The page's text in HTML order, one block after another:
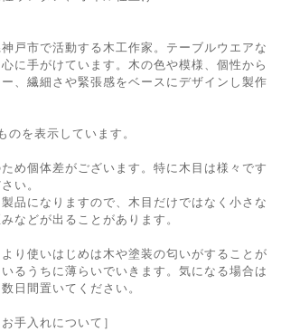
戸市で活動する木工作家。テーブルウエアな
に手がけています。木の色や模様、個性から
、繊細さや緊張感をベースにデザインし製作
のを表示しています。
め個体差がございます。特に木目は様々です
い。
品になりますので、木目だけではなく小さな
などが出ることがあります。
り使いはじめは木や塗装の匂いがすることが
るうちに薄らいでいきます。気になる場合は
日間置いてください。
手入れについて］